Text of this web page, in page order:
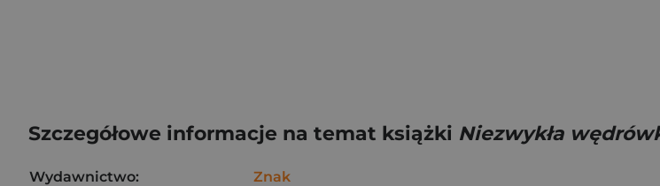
Szczegółowe informacje na temat książki Niezwykła
Wydawnictwo: Znak